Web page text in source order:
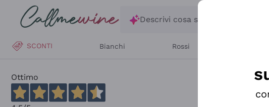
Salta al contenuto principale
Descrivi cosa stai cercando
SCONTI Bianchi Rossi
Ottimo